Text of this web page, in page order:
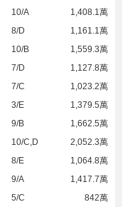
10/A
1,408.1萬
8/D
1,161.1萬
10/B
1,559.3萬
7/D
1,127.8萬
7/C
1,023.2萬
3/E
1,379.5萬
9/B
1,662.5萬
10/C,D
2,052.3萬
8/E
1,064.8萬
9/A
1,417.7萬
5/C
842萬